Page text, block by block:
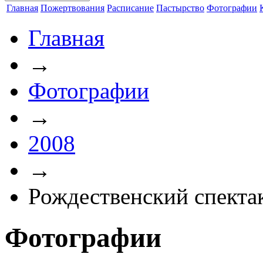
Главная Пожертвования Расписание Пастырство Фотографии
Главная
→
Фотографии
→
2008
→
Рождественский
Фотографии